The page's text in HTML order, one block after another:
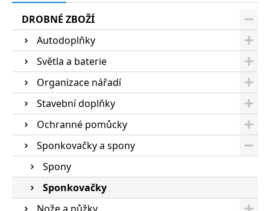
DROBNÉ ZBOŽÍ
Autodoplňky
Světla a baterie
Organizace nářadí
Stavební doplňky
Ochranné pomůcky
Sponkovačky a spony
Spony
Sponkovačky